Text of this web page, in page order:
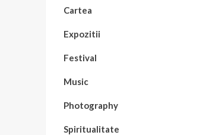
Cartea
Expozitii
Festival
Music
Photography
Spiritualitate